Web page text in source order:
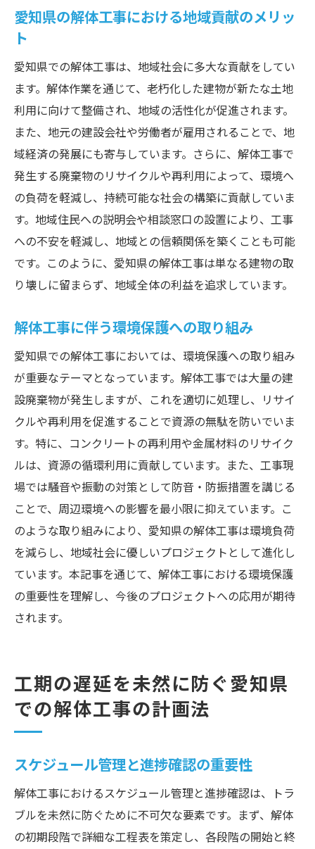
愛知県の解体工事における地域貢献のメリッ
ト
愛知県での解体工事は、地域社会に多大な貢献をしてい
ます。解体作業を通じて、老朽化した建物が新たな土地
利用に向けて整備され、地域の活性化が促進されます。
また、地元の建設会社や労働者が雇用されることで、地
域経済の発展にも寄与しています。さらに、解体工事で
発生する廃棄物のリサイクルや再利用によって、環境へ
の負荷を軽減し、持続可能な社会の構築に貢献していま
す。地域住民への説明会や相談窓口の設置により、工事
への不安を軽減し、地域との信頼関係を築くことも可能
です。このように、愛知県の解体工事は単なる建物の取
り壊しに留まらず、地域全体の利益を追求しています。
解体工事に伴う環境保護への取り組み
愛知県での解体工事においては、環境保護への取り組み
が重要なテーマとなっています。解体工事では大量の建
設廃棄物が発生しますが、これを適切に処理し、リサイ
クルや再利用を促進することで資源の無駄を防いでいま
す。特に、コンクリートの再利用や金属材料のリサイク
ルは、資源の循環利用に貢献しています。また、工事現
場では騒音や振動の対策として防音・防振措置を講じる
ことで、周辺環境への影響を最小限に抑えています。こ
のような取り組みにより、愛知県の解体工事は環境負荷
を減らし、地域社会に優しいプロジェクトとして進化し
ています。本記事を通じて、解体工事における環境保護
の重要性を理解し、今後のプロジェクトへの応用が期待
されます。
工期の遅延を未然に防ぐ愛知県
での解体工事の計画法
スケジュール管理と進捗確認の重要性
解体工事におけるスケジュール管理と進捗確認は、トラ
ブルを未然に防ぐために不可欠な要素です。まず、解体
の初期段階で詳細な工程表を策定し、各段階の開始と終